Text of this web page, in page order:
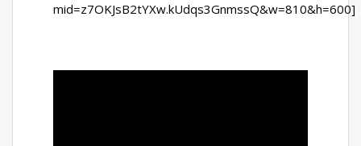
mid=z7OKJsB2tYXw.kUdqs3GnmssQ&w=810&h=600]